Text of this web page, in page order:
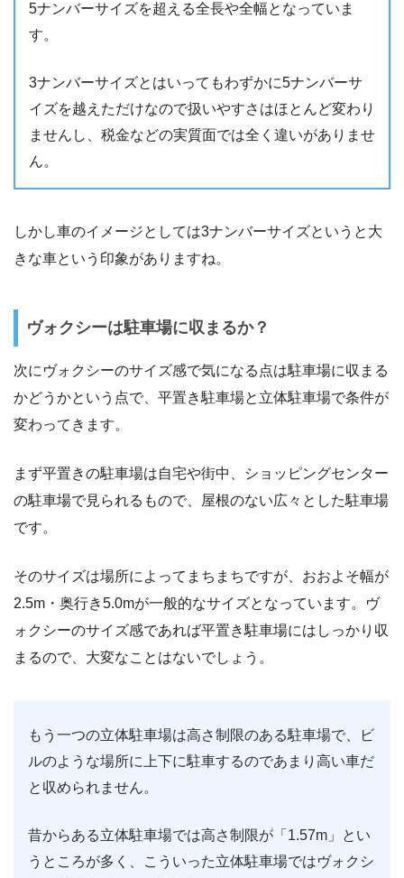
5ナンバーサイズを超える全長や全幅となっていま
す。
3ナンバーサイズとはいってもわずかに5ナンバーサ
イズを越えただけなので扱いやすさはほとんど変わり
ませんし、税金などの実質面では全く違いがありませ
ん。
しかし車のイメージとしては3ナンバーサイズというと大
きな車という印象がありますね。
ヴォクシーは駐車場に収まるか？
次にヴォクシーのサイズ感で気になる点は駐車場に収まる
かどうかという点で、平置き駐車場と立体駐車場で条件が
変わってきます。
まず平置きの駐車場は自宅や街中、ショッピングセンター
の駐車場で見られるもので、屋根のない広々とした駐車場
です。
そのサイズは場所によってまちまちですが、おおよそ幅が
2.5m・奥行き5.0mが一般的なサイズとなっています。ヴ
ォクシーのサイズ感であれば平置き駐車場にはしっかり収
まるので、大変なことはないでしょう。
もう一つの立体駐車場は高さ制限のある駐車場で、ビ
ルのような場所に上下に駐車するのであまり高い車だ
と収められません。
昔からある立体駐車場では高さ制限が「1.57m」とい
うところが多く、こういった立体駐車場ではヴォクシ